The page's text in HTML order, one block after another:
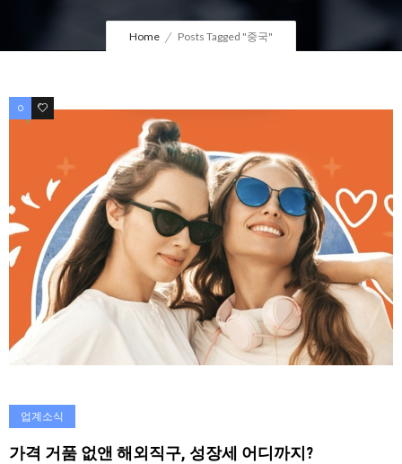
Home Posts Tagged "중국"
0 0
업계소식
가격 거품 없앤 해외직구, 성장세 어디까지?